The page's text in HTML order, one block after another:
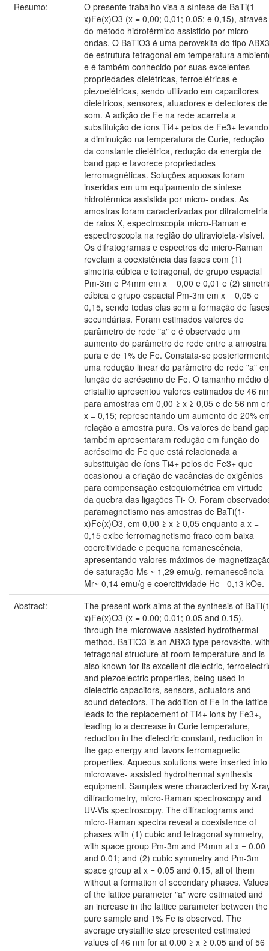
Resumo:
O presente trabalho visa a síntese de BaTi(1-
x)Fe(x)O3 (x = 0,00; 0,01; 0,05; e 0,15), através
do método hidrotérmico assistido por micro-
ondas. O BaTiO3 é uma perovskita do tipo
de estrutura tetragonal em temperatura
e é também conhecido por suas excelentes
propriedades dielétricas, ferroelétricas e
piezoelétricas, sendo utilizado em capacitores
dielétricos, sensores, atuadores e detectores de
som. A adição de Fe na rede acarreta a
substituição de íons Ti4+ pelos de Fe3+ levando
a diminuição na temperatura de Curie, redução
da constante dielétrica, redução da energia de
band gap e favorece propriedades
ferromagnéticas. Soluções aquosas foram
inseridas em um equipamento de síntese
hidrotérmica assistida por micro- ondas. As
amostras foram caracterizadas por difratometria
de raios X, espectroscopia micro-Raman e
espectroscopia na região do ultravioleta-visível.
Os difratogramas e espectros de micro-Raman
revelam a coexistência das fases com (1)
simetria cúbica e tetragonal, de grupo espacial
Pm-3m e P4mm em x = 0,00 e 0,01 e (2)
cúbica e grupo espacial Pm-3m em x = 0,05 e
0,15, sendo todas elas sem a formação de fases
secundárias. Foram estimados valores de
parâmetro de rede "a" e é observado um
aumento do parâmetro de rede entre a amostra
pura e de 1% de Fe. Constata-se
uma redução linear do parâmetro de rede "a"
função do acréscimo de Fe. O tamanho médio
cristalito apresentou valores estimados de 46
para amostras em 0,00 ≥ x ≥ 0,05 e de 56 nm
x = 0,15; representando um aumento de 20%
relação a amostra pura. Os valores de band gap
também apresentaram redução em função do
acréscimo de Fe que está relacionada a
substituição de íons Ti4+ pelos de Fe3+ que
ocasionou a criação de vacâncias de oxigênios
para compensação estequiométrica em virtude
da quebra das ligações Ti- O. Foram
paramagnetismo nas amostras de BaTi(1-
x)Fe(x)O3, em 0,00 ≥ x ≥ 0,05 enquanto a x =
0,15 exibe ferromagnetismo fraco com baixa
coercitividade e pequena remanescência,
apresentando valores máximos de
de saturação Ms ~ 1,29 emu/g, remanescência
Mr~ 0,14 emu/g e coercitividade Hc - 0,13 kOe.
Abstract:
The present work aims at the synthesis of
x)Fe(x)O3 (x = 0.00; 0.01; 0.05 and 0.15),
through the microwave-assisted hydrothermal
method. BaTiO3 is an ABX3 type perovskite,
tetragonal structure at room temperature and is
also known for its excellent dielectric,
and piezoelectric properties, being used in
dielectric capacitors, sensors, actuators and
sound detectors. The addition of Fe in the lattice
leads to the replacement of Ti4+ ions by Fe3+,
leading to a decrease in Curie temperature,
reduction in the dielectric constant, reduction in
the gap energy and favors ferromagnetic
properties. Aqueous solutions were inserted into
microwave- assisted hydrothermal synthesis
equipment. Samples were characterized by X-
diffractometry, micro-Raman spectroscopy and
UV-Vis spectroscopy. The diffractograms and
micro-Raman spectra reveal a coexistence of
phases with (1) cubic and tetragonal symmetry,
with space group Pm-3m and P4mm at x = 0.00
and 0.01; and (2) cubic symmetry and Pm-3m
space group at x = 0.05 and 0.15, all of them
without a formation of secondary phases. Values
of the lattice parameter "a" were estimated and
an increase in the lattice parameter between the
pure sample and 1% Fe is observed. The
average crystallite size presented estimated
values of 46 nm for at 0.00 ≥ x ≥ 0.05 and of 56